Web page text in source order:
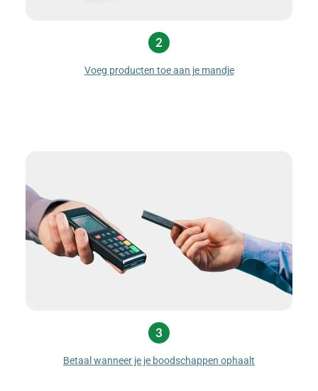
Voeg producten toe aan je mandje
Betaal wanneer je je boodschappen ophaalt